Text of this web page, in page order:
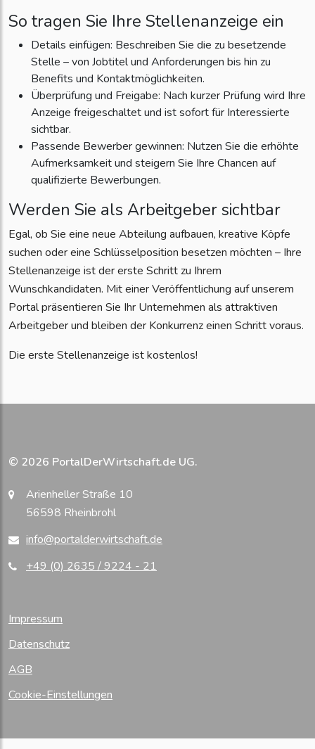
So tragen Sie Ihre Stellenanzeige ein
Details einfügen: Beschreiben Sie die zu besetzende
Stelle – von Jobtitel und Anforderungen bis hin zu
Benefits und Kontaktmöglichkeiten.
Überprüfung und Freigabe: Nach kurzer Prüfung wird Ihre
Anzeige freigeschaltet und ist sofort für Interessierte
sichtbar.
Passende Bewerber gewinnen: Nutzen Sie die erhöhte
Aufmerksamkeit und steigern Sie Ihre Chancen auf
qualifizierte Bewerbungen.
Werden Sie als Arbeitgeber sichtbar
Egal, ob Sie eine neue Abteilung aufbauen, kreative Köpfe
suchen oder eine Schlüsselposition besetzen möchten – Ihre
Stellenanzeige ist der erste Schritt zu Ihrem
Wunschkandidaten. Mit einer Veröffentlichung auf unserem
Portal präsentieren Sie Ihr Unternehmen als attraktiven
Arbeitgeber und bleiben der Konkurrenz einen Schritt voraus.
Die erste Stellenanzeige ist kostenlos!
© 2026 PortalDerWirtschaft.de UG.
Arienheller Straße 10
56598 Rheinbrohl
info@portalderwirtschaft.de
+49 (0) 2635 / 9224 - 21
Impressum
Datenschutz
AGB
Cookie-Einstellungen